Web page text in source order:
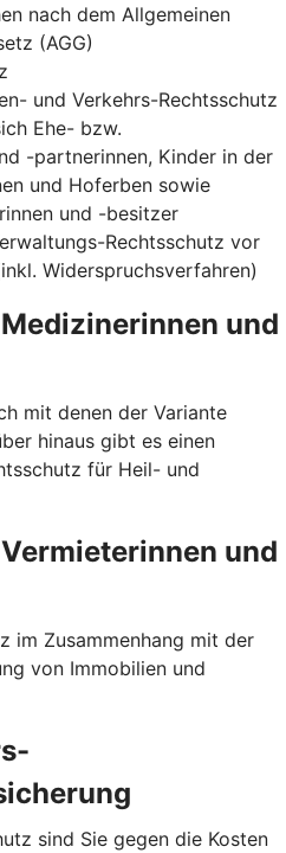
nach dem Allgemeinen
(AGG)
und Verkehrs-Rechtsschutz
Ehe- bzw.
-partnerinnen, Kinder in der
und Hoferben sowie
und -besitzer
Rechtsschutz vor
Widerspruchsverfahren)
und
mit denen der Variante
hinaus gibt es einen
für Heil- und
und
im Zusammenhang mit der
von Immobilien und
sind Sie gegen die Kosten